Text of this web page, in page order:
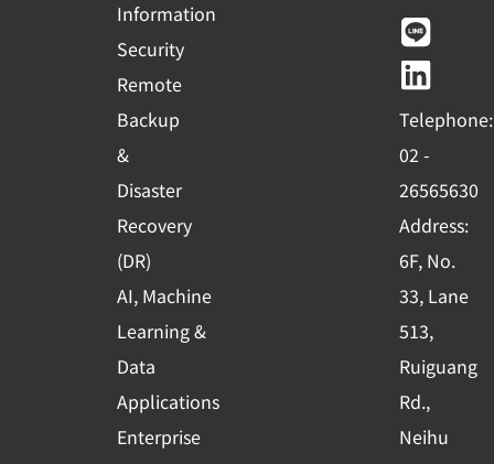
Information
Security
Remote
Backup
&
Disaster
Recovery
(DR)
AI, Machine
Learning &
Data
Applications
Enterprise
c
e
b
o
o
k
-
s
q
u
a
r
e
u
t
u
b
e
n
e
n
k
e
d
i
n
Telephone:
02 -
26565630
Address:
6F, No.
33, Lane
513,
Ruiguang
Rd.,
Neihu